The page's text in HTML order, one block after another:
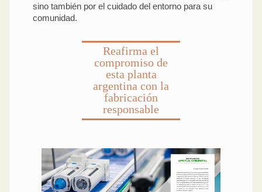
sino también por el cuidado del entorno para su
comunidad.
Reafirma el
compromiso de
esta planta
argentina con la
fabricación
responsable